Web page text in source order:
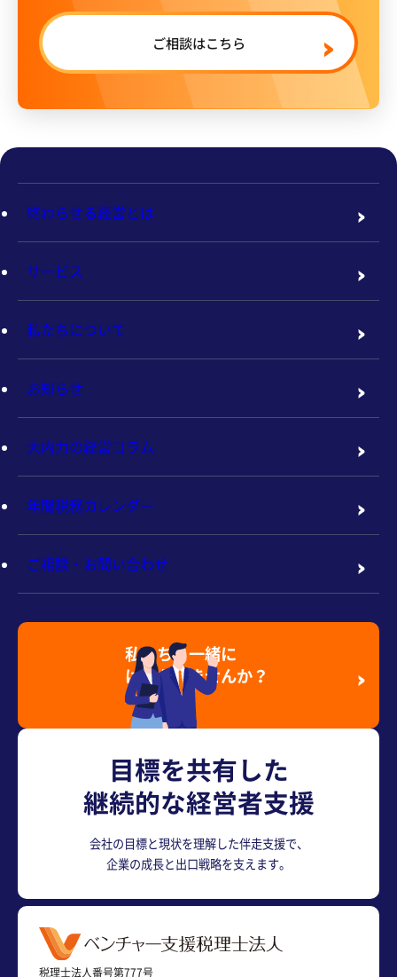
ご相談はこちら
目標を共有した
継続的な経営者支援
会社の目標と現状を理解した伴走支援で、
企業の成長と出口戦略を支えます。
税理士法人番号第777号
終わらせる経営とは
サービス
私たちについて
お知らせ
大内力の経営コラム
年間税務カレンダー
ご相談・お問い合わせ
私たちと一緒に
はたらきませんか？
採用情報を見る